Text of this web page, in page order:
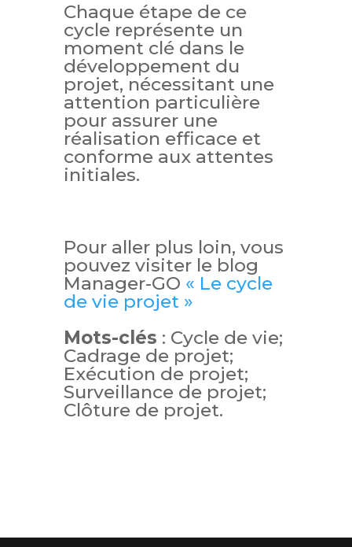
Chaque étape de ce
cycle représente un
moment clé dans le
développement du
projet, nécessitant une
attention particulière
pour assurer une
réalisation efficace et
conforme aux attentes
initiales.
Pour aller plus loin, vous
pouvez visiter le blog
Manager-GO « Le cycle
de vie projet »
Mots-clés : Cycle de vie;
Cadrage de projet;
Exécution de projet;
Surveillance de projet;
Clôture de projet.